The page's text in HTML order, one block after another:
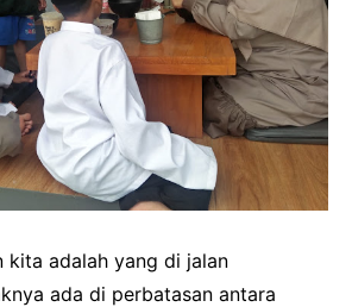
kita adalah yang di jalan
ada di perbatasan antara